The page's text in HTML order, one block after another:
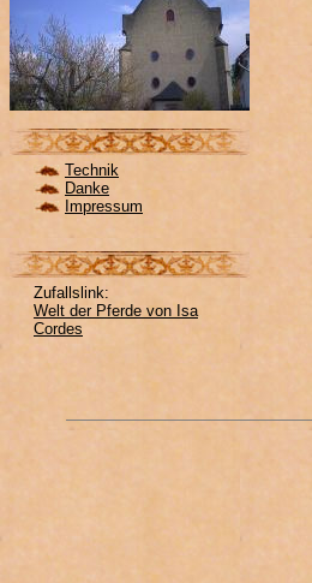
Technik
Danke
Impressum
Zufallslink:
Welt der Pferde von Isa
Cordes